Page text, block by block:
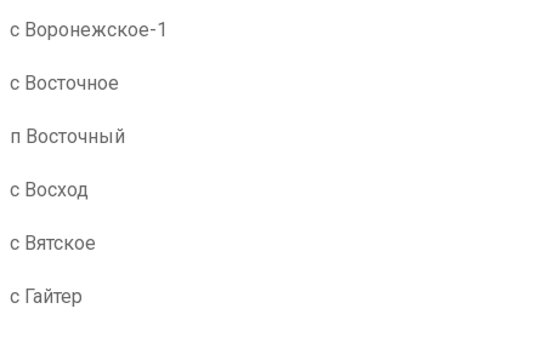
с Воронежское-1
с Восточное
п Восточный
с Восход
с Вятское
с Гайтер